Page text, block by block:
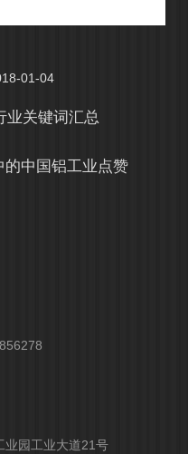
01-04
业关键词汇总
的中国铝工业点赞
业园工业大道21号